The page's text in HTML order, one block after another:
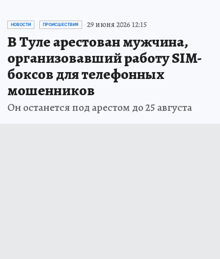
НОВОСТИ ПРОИСШЕСТВИЯ 29 июня 2026 12:15
В Туле арестован мужчина,
организовавший работу SIM-
боксов для телефонных
мошенников
Он останется под арестом до 25 августа